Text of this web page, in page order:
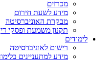
מכרזים
מידע לשעת חירום
מבקרת האוניברסיטה
תקנון משמעת ופסקי
לימודים
רישום לאוניברסיטה
מידע למתעניינים